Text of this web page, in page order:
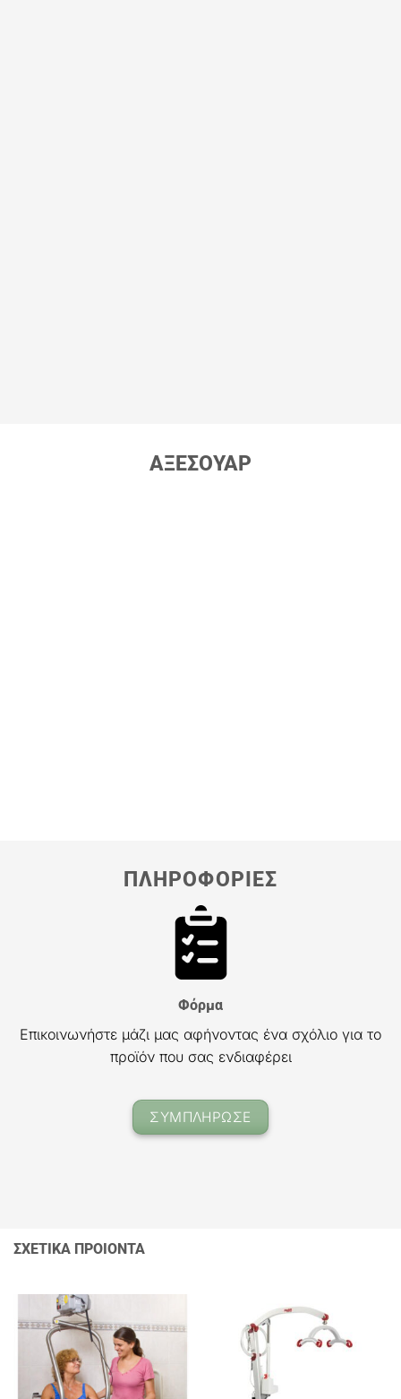
ΑΞΕΣΟΥΑΡ
ΠΛΗΡΟΦΟΡΙΕΣ
Φόρμα
Επικοινωνήστε μάζι μας αφήνοντας ένα σχόλιο για το
προϊόν που σας ενδιαφέρει
ΣΥΜΠΛΗΡΩΣΕ
ΣΧΕΤΙΚΑ ΠΡΟΙΟΝΤΑ